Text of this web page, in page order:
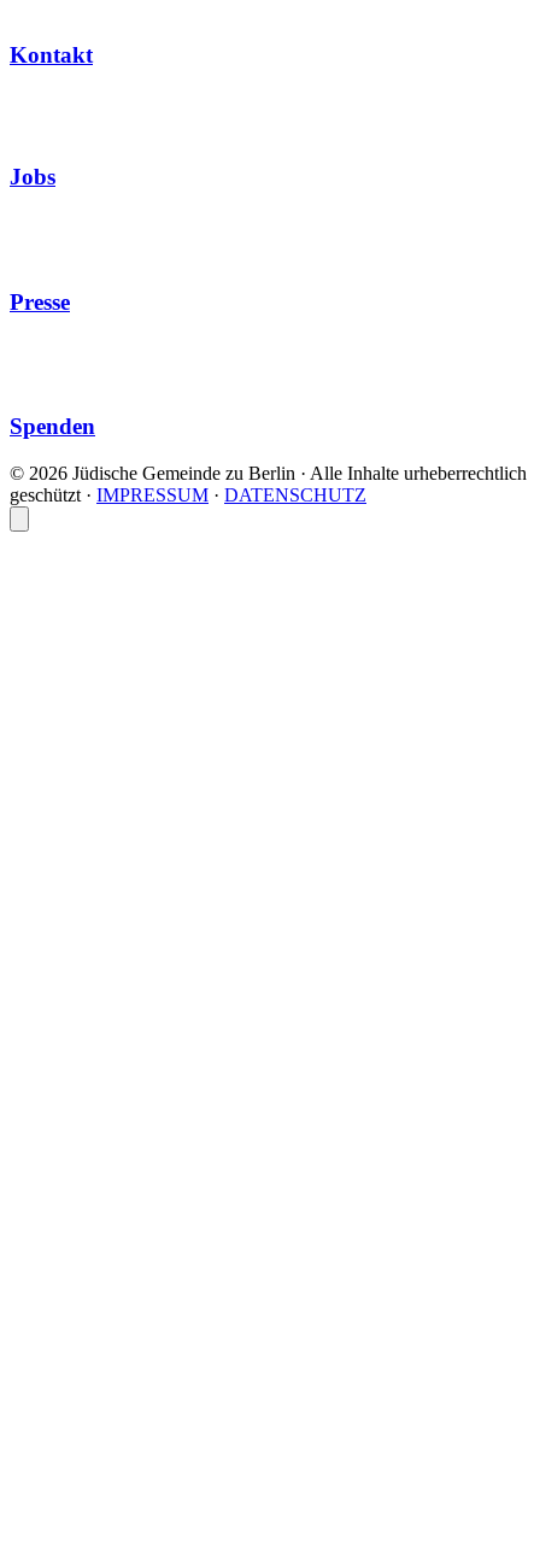
Kontakt
Jobs
Presse
Spenden
© 2026 Jüdische Gemeinde zu Berlin · Alle Inhalte urheberrechtlich
geschützt · IMPRESSUM · DATENSCHUTZ